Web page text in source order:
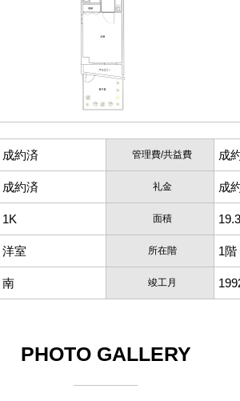
成約済 管理費/共益費 成
成約済 礼金 成
1K 面積
洋室 所在階 1階
南 竣工月
PHOTO GALLERY